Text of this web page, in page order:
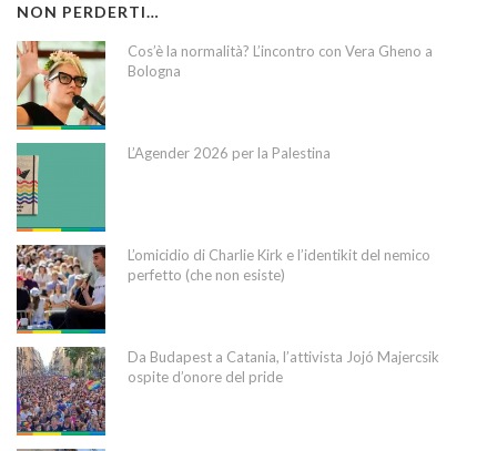
NON PERDERTI…
Cos’è la normalità? L’incontro con Vera Gheno a
Bologna
L’Agender 2026 per la Palestina
L’omicidio di Charlie Kirk e l’identikit del nemico
perfetto (che non esiste)
Da Budapest a Catania, l’attivista Jojó Majercsik
ospite d’onore del pride